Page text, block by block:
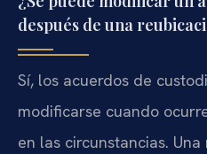
después de una
Sí, los acuerdos de
modificarse cuando
en las circunstancias.